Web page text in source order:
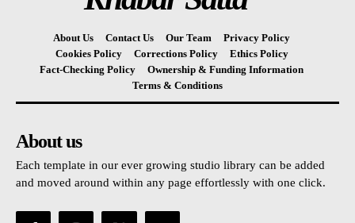
About Us Contact Us Our Team
Privacy Policy
Cookies Policy
Corrections Policy
Ethics Policy
Fact-Checking Policy
Ownership & Funding Information
Terms & Conditions
About us
Each template in our ever growing studio library can be added
and moved around within any page effortlessly with one click.